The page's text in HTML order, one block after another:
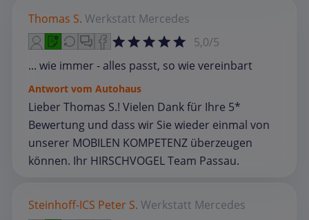
Thomas S. Werkstatt Mercedes
5,0/5
... wie immer - alles passt, so wie vereinbart
Antwort vom Autohaus
Lieber Thomas S.! Vielen Dank für Ihre 5*
Bewertung und dass wir Sie wieder einmal von
unserer MOBILEN KOMPETENZ überzeugen
können. Ihr HIRSCHVOGEL Team Passau.
Steinhoff-ICS Peter S. Werkstatt Mercedes